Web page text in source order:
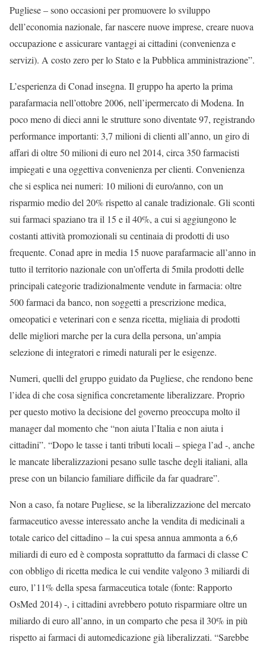
Pugliese – sono occasioni per promuovere lo sviluppo
dell’economia nazionale, far nascere nuove imprese, creare nuova
occupazione e assicurare vantaggi ai cittadini (convenienza e
servizi). A costo zero per lo Stato e la Pubblica amministrazione”.
L’esperienza di Conad insegna. Il gruppo ha aperto la prima
parafarmacia nell’ottobre 2006, nell’ipermercato di Modena. In
poco meno di dieci anni le strutture sono diventate 97, registrando
performance importanti: 3,7 milioni di clienti all’anno, un giro di
affari di oltre 50 milioni di euro nel 2014, circa 350 farmacisti
impiegati e una oggettiva convenienza per clienti. Convenienza
che si esplica nei numeri: 10 milioni di euro/anno, con un
risparmio medio del 20% rispetto al canale tradizionale. Gli sconti
sui farmaci spaziano tra il 15 e il 40%, a cui si aggiungono le
costanti attività promozionali su centinaia di prodotti di uso
frequente. Conad apre in media 15 nuove parafarmacie all’anno in
tutto il territorio nazionale con un’offerta di 5mila prodotti delle
principali categorie tradizionalmente vendute in farmacia: oltre
500 farmaci da banco, non soggetti a prescrizione medica,
omeopatici e veterinari con e senza ricetta, migliaia di prodotti
delle migliori marche per la cura della persona, un’ampia
selezione di integratori e rimedi naturali per le esigenze.
Numeri, quelli del gruppo guidato da Pugliese, che rendono bene
l’idea di che cosa significa concretamente liberalizzare. Proprio
per questo motivo la decisione del governo preoccupa molto il
manager dal momento che “non aiuta l’Italia e non aiuta i
cittadini”. “Dopo le tasse i tanti tributi locali – spiega l’ad -, anche
le mancate liberalizzazioni pesano sulle tasche degli italiani, alla
prese con un bilancio familiare difficile da far quadrare”.
Non a caso, fa notare Pugliese, se la liberalizzazione del mercato
farmaceutico avesse interessato anche la vendita di medicinali a
totale carico del cittadino – la cui spesa annua ammonta a 6,6
miliardi di euro ed è composta soprattutto da farmaci di classe C
con obbligo di ricetta medica le cui vendite valgono 3 miliardi di
euro, l’11% della spesa farmaceutica totale (fonte: Rapporto
OsMed 2014) -, i cittadini avrebbero potuto risparmiare oltre un
miliardo di euro all’anno, in un comparto che pesa il 30% in più
rispetto ai farmaci di automedicazione già liberalizzati. “Sarebbe